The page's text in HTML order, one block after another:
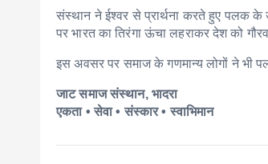
संस्थान ने ईश्वर से प्रार्थना करते हुए पलक के
पर भारत का तिरंगा ऊंचा लहराकर देश को
इस अवसर पर समाज के गणमान्य लोगों ने भी
जाट समाज संस्थान, भादरा
एकता • सेवा • संस्कार • स्वाभिमान